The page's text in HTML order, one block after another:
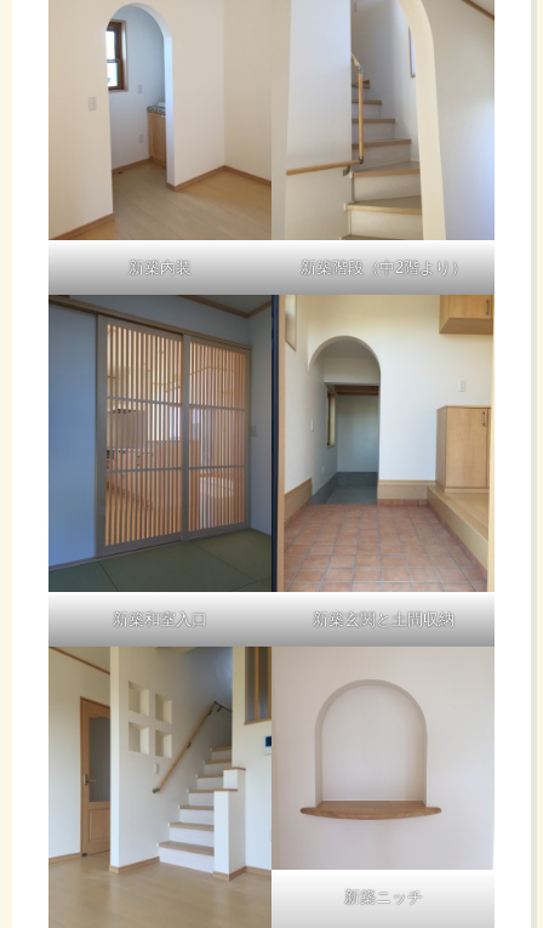
新築内装 新築階段（中2階より）
新築和室入口 新築玄関と土間収納
新築ニッチ